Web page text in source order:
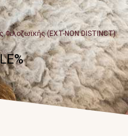
(EXT-NON DISTINCT)